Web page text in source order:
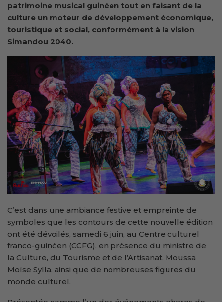
patrimoine musical guinéen tout en faisant de la
culture un moteur de développement économique,
touristique et social, conformément à la vision
Simandou 2040.
C’est dans une ambiance festive et empreinte de
symboles que les contours de cette nouvelle édition
ont été dévoilés, samedi 6 juin, au Centre culturel
franco-guinéen (CCFG), en présence du ministre de
la Culture, du Tourisme et de l’Artisanat, Moussa
Moïse Sylla, ainsi que de nombreuses figures du
monde culturel.